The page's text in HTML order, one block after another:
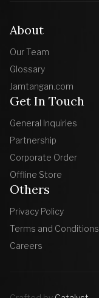
About
Our Team
Glossary
Jamtangan.com
Get In Touch
General Inquiries
Partnership
Corporate Order
Offline Store
Others
Privacy Policy
Terms and Conditions
Careers